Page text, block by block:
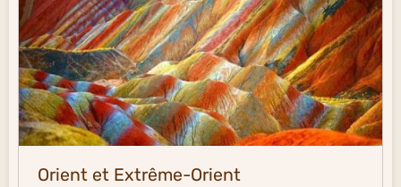
Orient et Extrême-Orient